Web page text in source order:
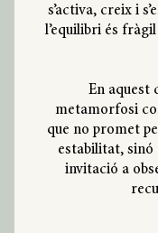
s’activa, creix i
l’equilibri és
En aquest
metamorfosi
que no promet
estabilitat, sinó
invitació a